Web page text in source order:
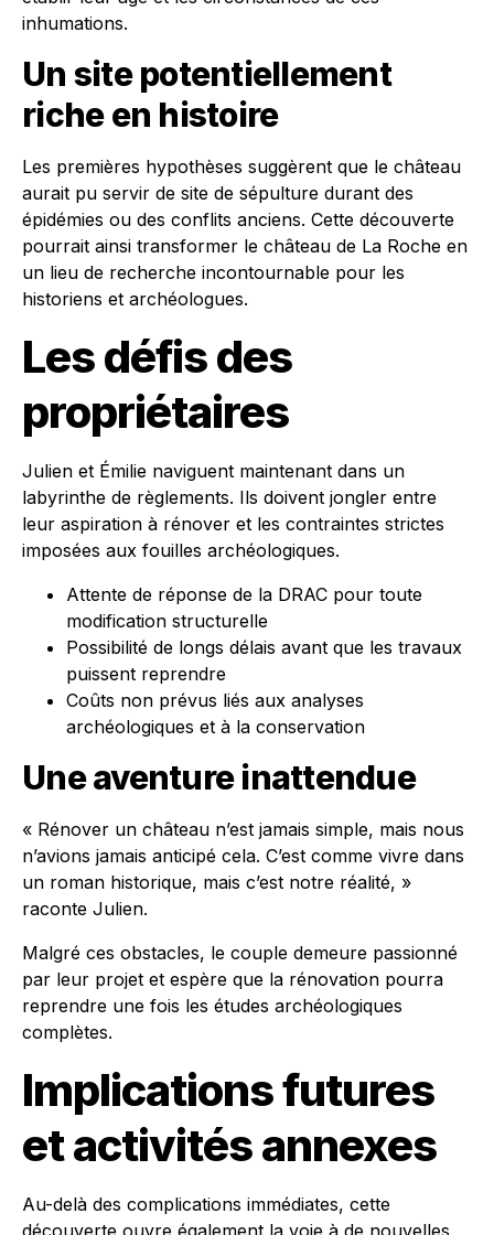
inhumations.
Un site potentiellement
riche en histoire
Les premières hypothèses suggèrent que le château
aurait pu servir de site de sépulture durant des
épidémies ou des conflits anciens. Cette découverte
pourrait ainsi transformer le château de La Roche en
un lieu de recherche incontournable pour les
historiens et archéologues.
Les défis des
propriétaires
Julien et Émilie naviguent maintenant dans un
labyrinthe de règlements. Ils doivent jongler entre
leur aspiration à rénover et les contraintes strictes
imposées aux fouilles archéologiques.
Attente de réponse de la DRAC pour toute
modification structurelle
Possibilité de longs délais avant que les travaux
puissent reprendre
Coûts non prévus liés aux analyses
archéologiques et à la conservation
Une aventure inattendue
« Rénover un château n’est jamais simple, mais nous
n’avions jamais anticipé cela. C’est comme vivre dans
un roman historique, mais c’est notre réalité, »
raconte Julien.
Malgré ces obstacles, le couple demeure passionné
par leur projet et espère que la rénovation pourra
reprendre une fois les études archéologiques
complètes.
Implications futures
et activités annexes
Au-delà des complications immédiates, cette
découverte ouvre également la voie à de nouvelles